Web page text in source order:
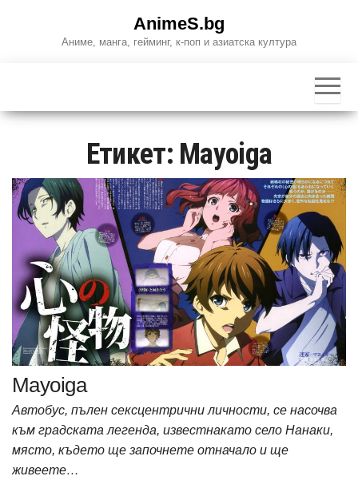
AnimeS.bg
Аниме, манга, гейминг, к-поп и азиатска култура
Етикет: Mayoiga
Mayoiga
Автобус, пълен сексцентрични личности, се насочва
към градската легенда, известнакато село Нанаки,
място, където ще започнете отначало и ще
живеете…